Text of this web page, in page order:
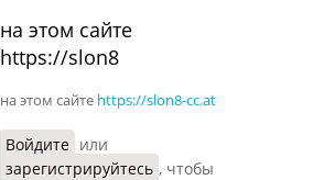
на этом сайте
https://slon8
на этом сайте https://slon8-cc.at
Войдите или
зарегистрируйтесь , чтобы